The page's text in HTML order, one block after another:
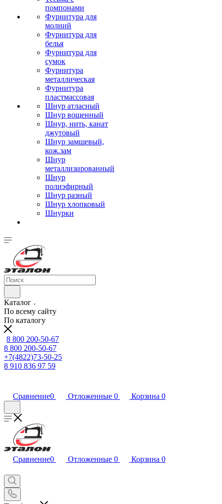
помпонами
Фурнитура для
молний
Фурнитура для
белья
Фурнитура для
сумок
Фурнитура
металлическая
Фурнитура
пластмассовая
Шнур атласный
Шнур вощенный
Шнур, нить, канат
джутовый
Шнур замшевый,
кож.зам
Шнур
металлизированный
Шнур
полиэфирный
Шнур разный
Шнур хлопковый
Шнурки
Каталог
По всему сайту
По каталогу
8 800 200-50-67
8 800 200-50-67
+7(4822)73-50-25
8 910 836 97 59
Сравнение0 Отложенные 0 Корзина 0
Сравнение0 Отложенные 0 Корзина 0